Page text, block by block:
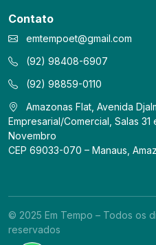
Contato
emtempoet@gmail.com
(92) 98408-6907
(92) 98859-0110
Amazonas Flat, Avenida
Empresarial/Comercial, Salas
Novembro
CEP 69033-070 – Manaus,
© 2025 Em Tempo – Todos os
reservados